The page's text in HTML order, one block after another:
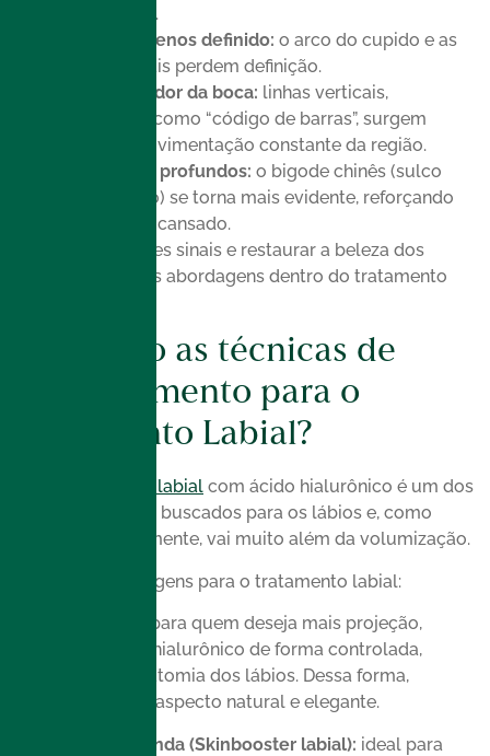
envelhecido.
Contorno menos definido: o arco do cupido e as
bordas labiais perdem definição.
Rugas ao redor da boca: linhas verticais,
conhecidas como “código de barras”, surgem
devido à movimentação constante da região.
Sulcos mais profundos: o bigode chinês (sulco
nasogeniano) se torna mais evidente, reforçando
um aspecto cansado.
Para suavizar esses sinais e restaurar a beleza dos
lábios, há diversas abordagens dentro do tratamento
Quais são as técnicas de
Preenchimento para o
Tratamento Labial?
preenchimento labial com ácido hialurônico é um dos
tratamentos mais buscados para os lábios e, como
falamos anteriormente, vai muito além da volumização.
Principais abordagens para o tratamento labial:
para quem deseja mais projeção,
aplicamos ácido hialurônico de forma controlada,
respeitando a anatomia dos lábios. Dessa forma,
preservamos um aspecto natural e elegante.
Hidratação profunda (Skinbooster labial): ideal para